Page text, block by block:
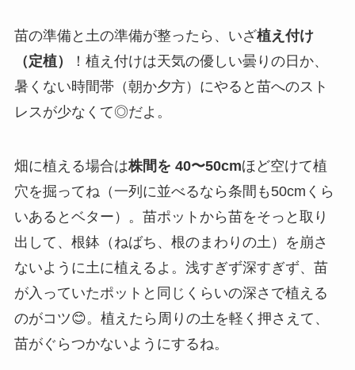
苗の準備と土の準備が整ったら、いざ植え付け
（定植）
！植え付けは天気の優しい曇りの日か、
暑くない時間帯（朝か夕方）にやると苗へのスト
レスが少なくて◎だよ。
畑に植える場合は株間を 40〜50cmほど空けて植
穴を掘ってね（一列に並べるなら条間も50cmくら
いあるとベター）。苗ポットから苗をそっと取り
出して、根鉢（ねばち、根のまわりの土）を崩さ
ないように土に植えるよ。浅すぎず深すぎず、苗
が入っていたポットと同じくらいの深さで植える
のがコツ😊。植えたら周りの土を軽く押さえて、
苗がぐらつかないようにするね。